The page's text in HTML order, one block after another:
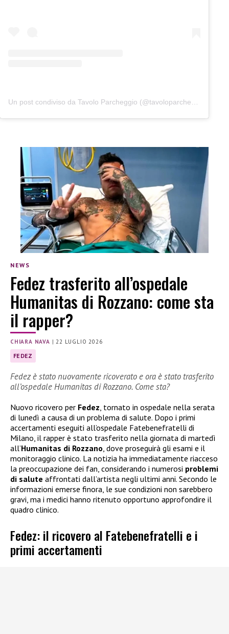
Un post condiviso da Tavolo Parcheggio (@tavoloparcheggio.podcast)
NEWS
Fedez trasferito all’ospedale
Humanitas di Rozzano: come sta
il rapper?
CHIARA NAVA | 22 LUGLIO 2026
FEDEZ
Fedez è stato nuovamente ricoverato e ora è stato trasferito
all’ospedale Humanitas di Rozzano. Come sta?
Nuovo ricovero per Fedez , tornato in ospedale nella serata
di lunedì a causa di un problema di salute. Dopo i primi
accertamenti eseguiti all’ospedale Fatebenefratelli di
Milano, il rapper è stato trasferito nella giornata di martedì
all’Humanitas di Rozzano , dove proseguirà gli esami e il
monitoraggio clinico. La notizia ha immediatamente riacceso
la preoccupazione dei fan, considerando i numerosi problemi
di salute affrontati dall’artista negli ultimi anni. Secondo le
informazioni emerse finora, le sue condizioni non sarebbero
gravi, ma i medici hanno ritenuto opportuno approfondire il
quadro clinico.
Fedez: il ricovero al Fatebenefratelli e i
primi accertamenti